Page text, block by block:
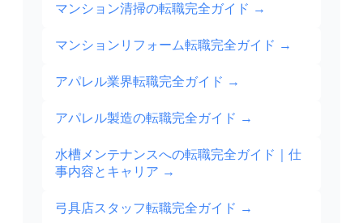
マンション清掃の転職完全ガイド →
マンションリフォーム転職完全ガイド →
アパレル業界転職完全ガイド →
アパレル製造の転職完全ガイド →
水槽メンテナンスへの転職完全ガイド｜仕
事内容とキャリア →
弓具店スタッフ転職完全ガイド →